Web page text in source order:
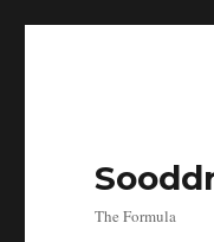
The Formula